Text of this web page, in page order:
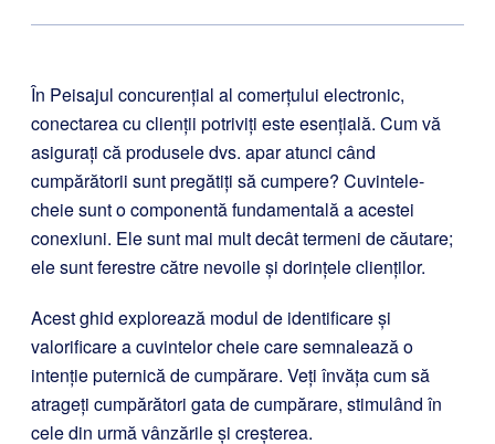
În Peisajul concurențial al comerțului electronic,
conectarea cu clienții potriviți este esențială. Cum vă
asigurați că produsele dvs. apar atunci când
cumpărătorii sunt pregătiți să cumpere? Cuvintele-
cheie sunt o componentă fundamentală a acestei
conexiuni. Ele sunt mai mult decât termeni de căutare;
ele sunt ferestre către nevoile și dorințele clienților.
Acest ghid explorează modul de identificare și
valorificare a cuvintelor cheie care semnalează o
intenție puternică de cumpărare. Veți învăța cum să
atrageți cumpărători gata de cumpărare, stimulând în
cele din urmă vânzările și creșterea.